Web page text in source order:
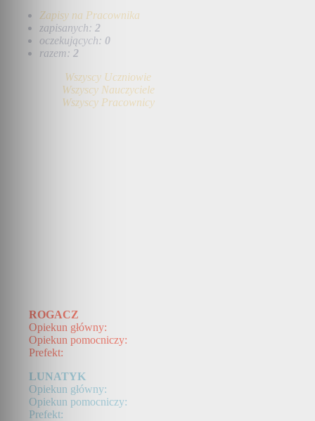
Zapisy na Pracownika
zapisanych: 2
oczekujących: 0
razem: 2
Wszyscy Uczniowie
Wszyscy Nauczyciele
Wszyscy Pracownicy
ROGACZ
Opiekun główny:
Opiekun pomocniczy:
Prefekt:
LUNATYK
Opiekun główny:
Opiekun pomocniczy:
Prefekt: